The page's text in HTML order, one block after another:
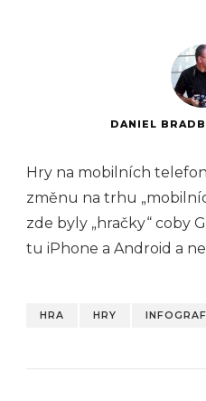
DANIEL
Hry na mobilních
změnu na trhu
zde byly „hračky“ coby
tu iPhone a Android a
HRA HRY